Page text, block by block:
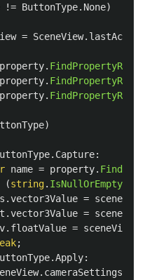
!= ButtonType. None)
= SceneView.
property.
property.
property.
)
. Capture:
name = property.
(string. IsNullOrEmpty
.vector3Value = sceneView
.vector3Value = sceneView
. floatValue = sceneView
;
.Apply:
. cameraSettings